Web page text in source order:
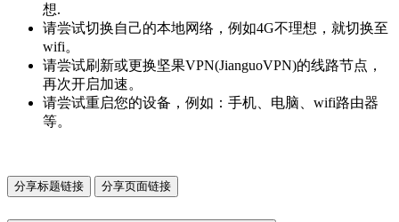
想.
请尝试切换自己的本地网络，例如4G不理想，就切换至
wifi。
请尝试刷新或更换坚果VPN(JianguoVPN)的线路节点，
再次开启加速。
请尝试重启您的设备，例如：手机、电脑、wifi路由器
等。
分享标题链接 分享页面链接